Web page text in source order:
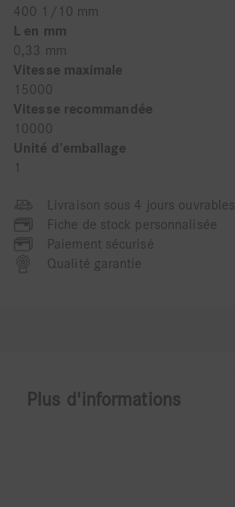
400 1/10 mm
L en mm
0,33 mm
Vitesse maximale
15000
Vitesse recommandée
10000
Unité d'emballage
1
Livraison sous 4 jours ouvrables
Fiche de stock personnalisée
Paiement sécurisé
Qualité garantie
Plus d'informations